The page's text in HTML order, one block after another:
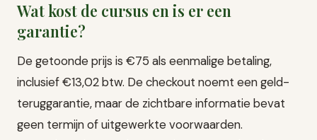
Wat kost de cursus en is er een
garantie?
De getoonde prijs is €75 als eenmalige betaling,
inclusief €13,02 btw. De checkout noemt een geld-
teruggarantie, maar de zichtbare informatie bevat
geen termijn of uitgewerkte voorwaarden.